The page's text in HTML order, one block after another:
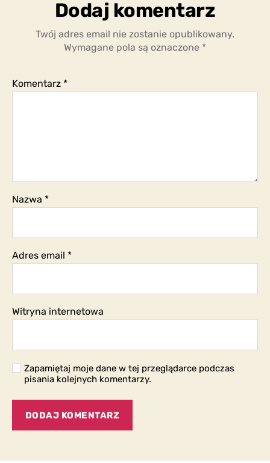
Dodaj komentarz
Twój adres email nie zostanie opublikowany.
Wymagane pola są oznaczone *
Komentarz *
Nazwa *
Adres email *
Witryna internetowa
Zapamiętaj moje dane w tej przeglądarce podczas
pisania kolejnych komentarzy.